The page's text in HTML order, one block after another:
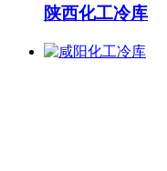
陕西化工冷库